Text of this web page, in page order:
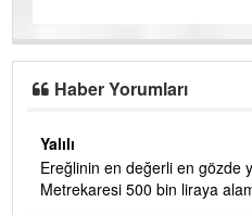
Haber Yorumları
Yalılı
Ereğlinin en değerli en gözde
Metrekaresi 500 bin liraya